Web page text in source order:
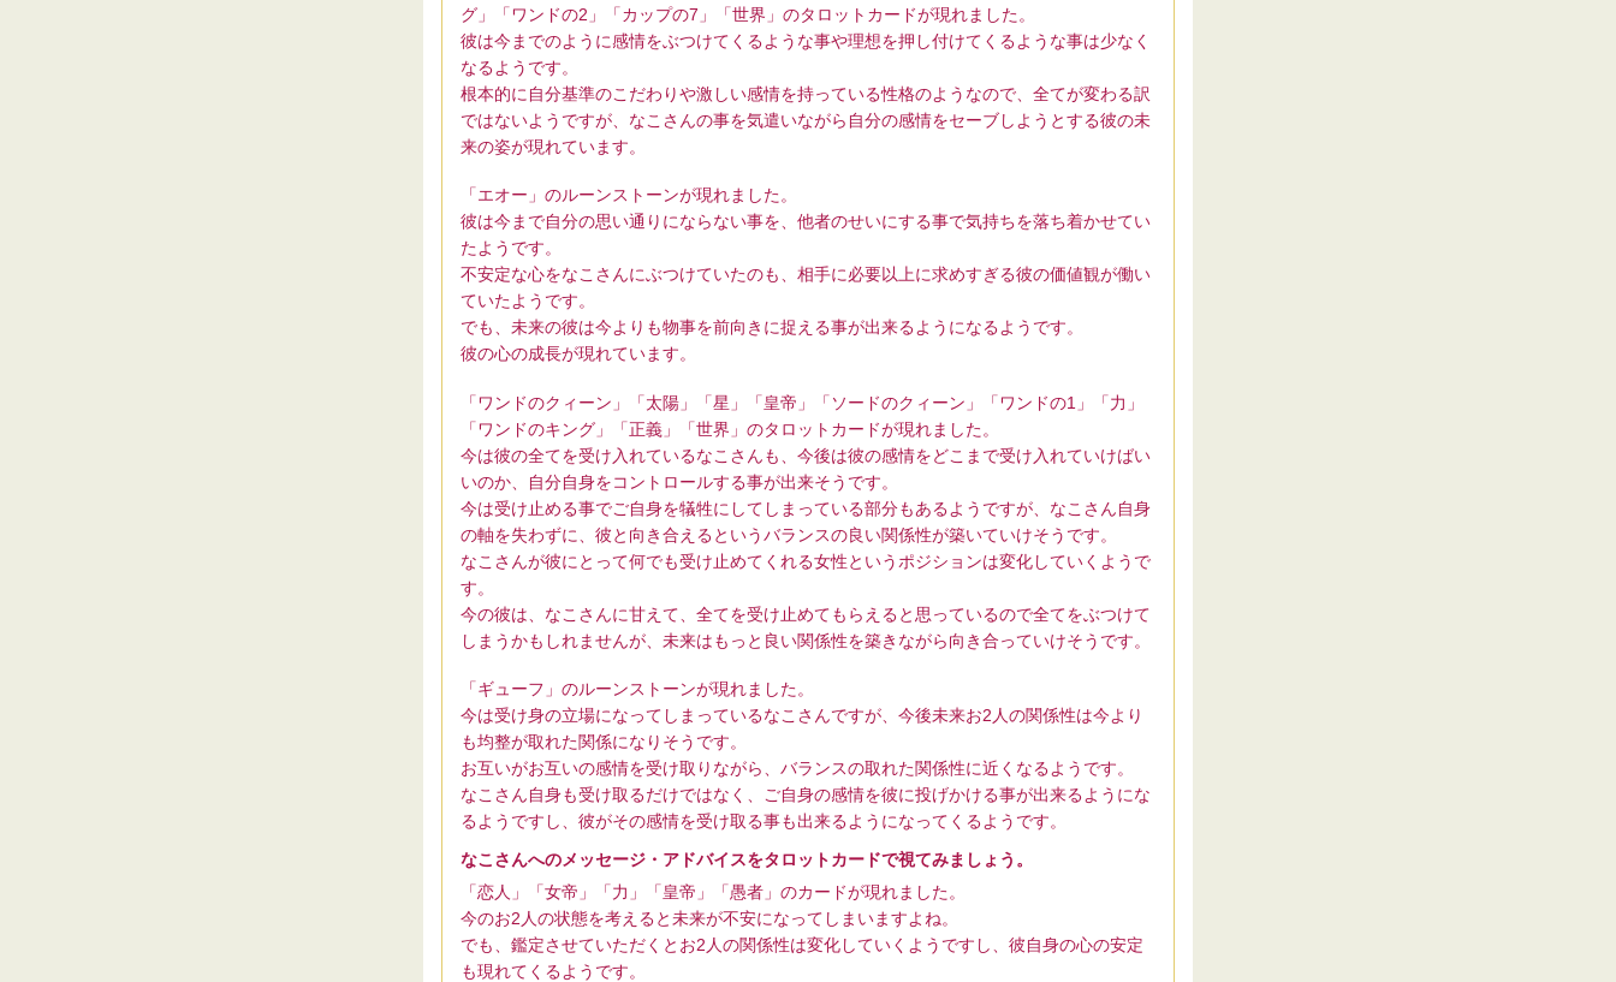
グ」「ワンドの2」「カップの7」「世界」のタロットカードが現れました。
彼は今までのように感情をぶつけてくるような事や理想を押し付けてくるような事は少なく
なるようです。
根本的に自分基準のこだわりや激しい感情を持っている性格のようなので、全てが変わる訳
ではないようですが、なこさんの事を気遣いながら自分の感情をセーブしようとする彼の未
来の姿が現れています。
「エオー」のルーンストーンが現れました。
彼は今まで自分の思い通りにならない事を、他者のせいにする事で気持ちを落ち着かせてい
たようです。
不安定な心をなこさんにぶつけていたのも、相手に必要以上に求めすぎる彼の価値観が働い
ていたようです。
でも、未来の彼は今よりも物事を前向きに捉える事が出来るようになるようです。
彼の心の成長が現れています。
「ワンドのクィーン」「太陽」「星」「皇帝」「ソードのクィーン」「ワンドの1」「力」
「ワンドのキング」「正義」「世界」のタロットカードが現れました。
今は彼の全てを受け入れているなこさんも、今後は彼の感情をどこまで受け入れていけばい
いのか、自分自身をコントロールする事が出来そうです。
今は受け止める事でご自身を犠牲にしてしまっている部分もあるようですが、なこさん自身
の軸を失わずに、彼と向き合えるというバランスの良い関係性が築いていけそうです。
なこさんが彼にとって何でも受け止めてくれる女性というポジションは変化していくようで
す。
今の彼は、なこさんに甘えて、全てを受け止めてもらえると思っているので全てをぶつけて
しまうかもしれませんが、未来はもっと良い関係性を築きながら向き合っていけそうです。
「ギューフ」のルーンストーンが現れました。
今は受け身の立場になってしまっているなこさんですが、今後未来お2人の関係性は今より
も均整が取れた関係になりそうです。
お互いがお互いの感情を受け取りながら、バランスの取れた関係性に近くなるようです。
なこさん自身も受け取るだけではなく、ご自身の感情を彼に投げかける事が出来るようにな
るようですし、彼がその感情を受け取る事も出来るようになってくるようです。
なこさんへのメッセージ・アドバイスをタロットカードで視てみましょう。
「恋人」「女帝」「力」「皇帝」「愚者」のカードが現れました。
今のお2人の状態を考えると未来が不安になってしまいますよね。
でも、鑑定させていただくとお2人の関係性は変化していくようですし、彼自身の心の安定
も現れてくるようです。